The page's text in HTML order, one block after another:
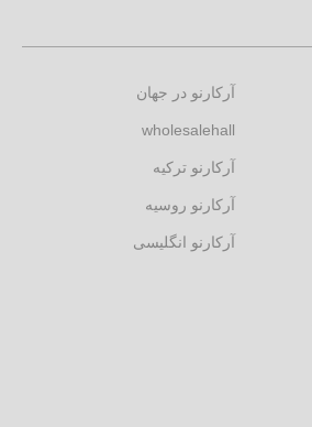
آرکارنو در جهان
wholesalehall
آرکارنو ترکیه
آرکارنو روسیه
آرکارنو انگلیسی